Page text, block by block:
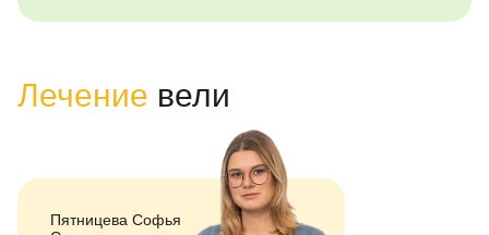
Лечение вели
Пятницева Софья